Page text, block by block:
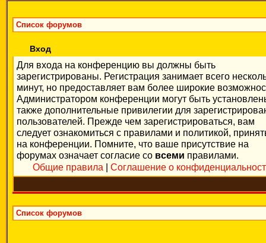
Список форумов
Вход
Для входа на конференцию вы должны быть
зарегистрированы. Регистрация занимает всего
минут, но предоставляет вам более широкие
Администратором конференции могут быть
также дополнительные привилегии для
пользователей. Прежде чем зарегистрироваться, вам
следует ознакомиться с правилами и политикой,
на конференции. Помните, что ваше присутствие на
форумах означает согласие со всеми правилами.
Общие правила | Соглашение о
Список форумов